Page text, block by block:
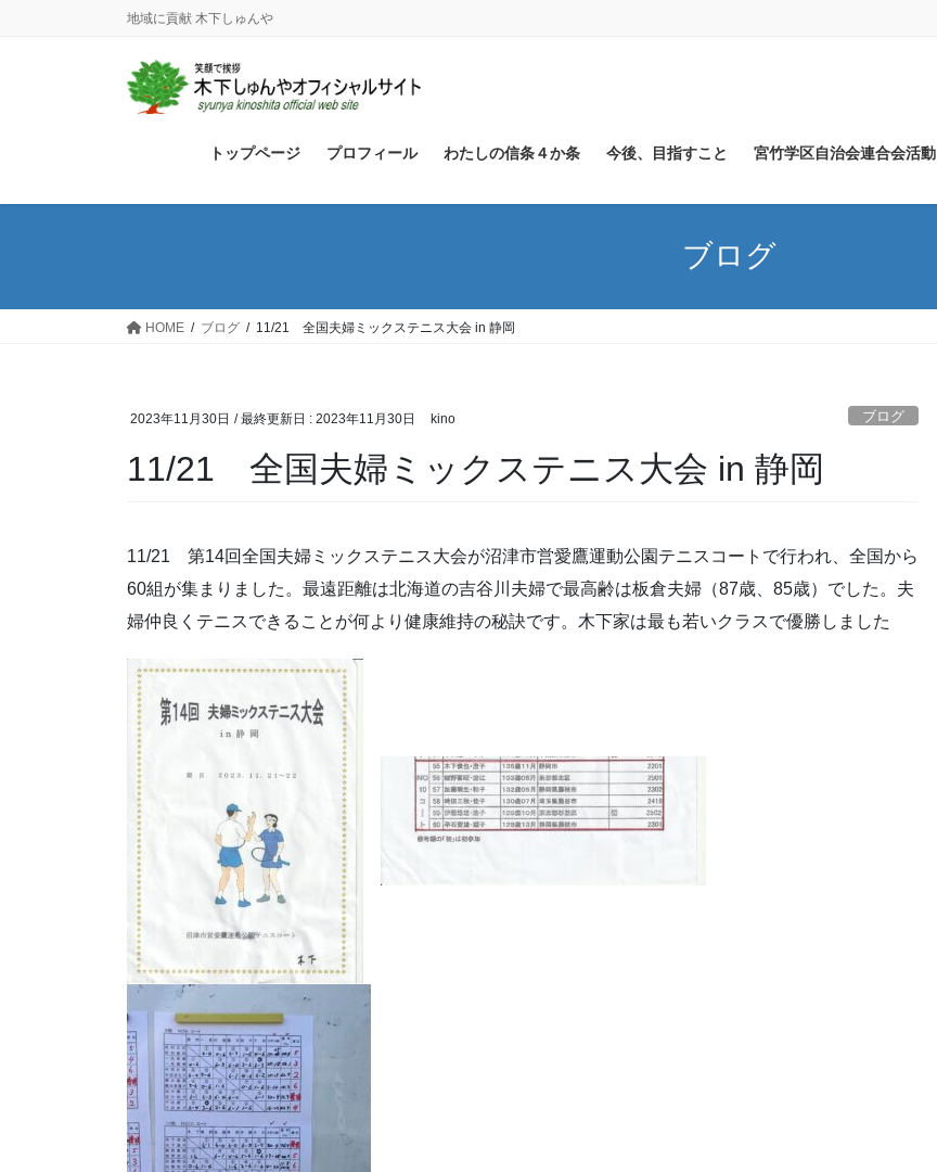
地域に貢献 木下しゅんや
トップページ プロフィール わたしの信条４か条 今後、目指すこと 宮竹学区自治会連合会活動
ブログ
HOME ブログ 11/21 全国夫婦ミックステニス大会 in 静岡
2023年11月30日 / 最終更新日 : 2023年11月30日 kino ブログ
11/21 全国夫婦ミックステニス大会 in 静岡
11/21 第14回全国夫婦ミックステニス大会が沼津市営愛鷹運動公園テニスコートで行われ、全国から
60組が集まりました。最遠距離は北海道の吉谷川夫婦で最高齢は板倉夫婦（87歳、85歳）でした。夫
婦仲良くテニスできることが何より健康維持の秘訣です。木下家は最も若いクラスで優勝しました